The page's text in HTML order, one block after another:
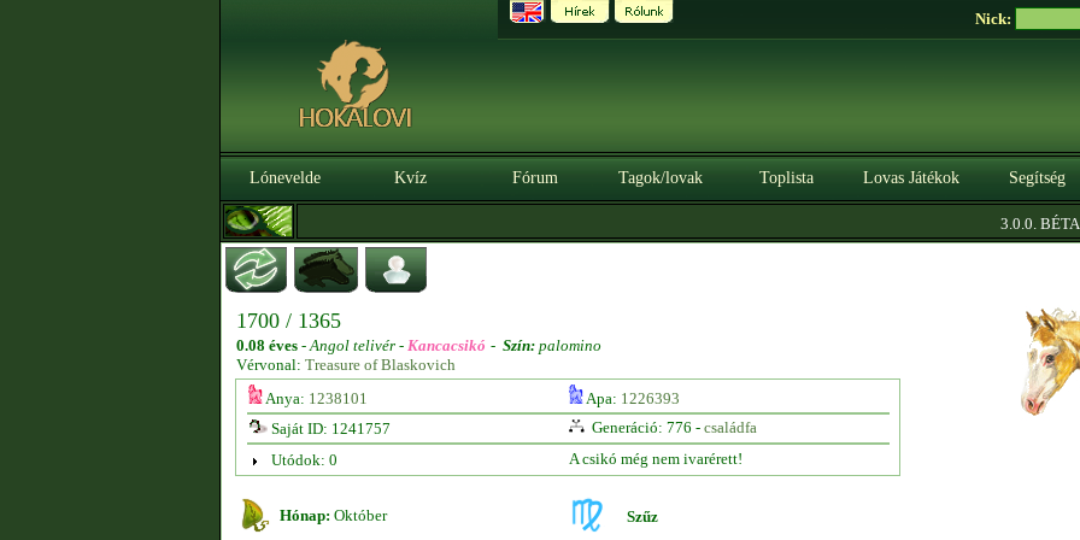
Nick:
Lónevelde Kvíz Fórum Tagok/lovak Toplista Lovas Játékok Segítség
3.0.0. BÉTA|
1700 / 1365
0.08 éves -Angol telivér - Kancacsikó - Szín: palomino
Vérvonal: Treasure of Blaskovich
Anya: 1238101 Apa: 1226393
Saját ID: 1241757
Generáció: 776 - családfa
Utódok: 0
A csikó még nem ivarérett!
Hónap: Október Szűz